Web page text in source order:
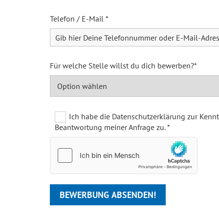
Telefon / E-Mail *
Für welche Stelle willst du dich bewerben?*
Ich habe die Datenschutzerklärung zur
Beantwortung meiner Anfrage zu. *